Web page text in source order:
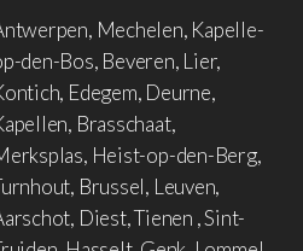
Mechelen, Kapelle-
den-Bos, Beveren, Lier,
Edegem, Deurne,
Brasschaat,
Heist-op-den-Berg,
Brussel, Leuven,
Diest, Tienen , Sint-